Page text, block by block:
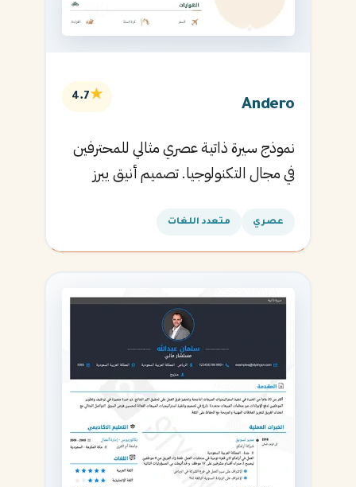
Andero
★
4.7
نموذج سيرة ذاتية عصري مثالي للمحترفين
في مجال التكنولوجيا. تصميم أنيق يبرز
عصري متعدد اللغات